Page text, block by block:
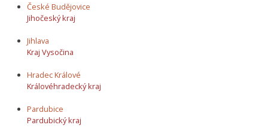
České Budějovice
Jihočeský kraj
Jihlava
Kraj Vysočina
Hradec Králové
Královéhradecký kraj
Pardubice
Pardubický kraj